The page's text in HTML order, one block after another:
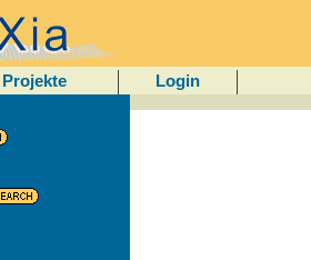
Projekte Login